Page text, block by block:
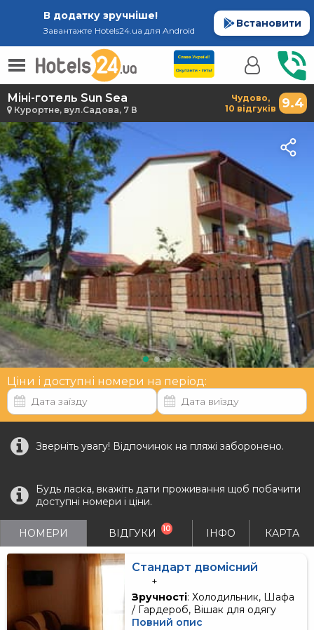
В додатку зручніше!
Завантажте Hotels24.ua для Android
Встановити
Міні-готель Sun Sea
Курортне, вул.Садова, 7 В
Чудово, 9.4
10 відгуків
Ціни і доступні номери на період:
Зверніть увагу! Відпочинок на пляжі заборонено.
Будь ласка, вкажіть дати проживання щоб побачити
доступні номери і ціни.
НОМЕРИ ВІДГУКИ 10 ІНФО КАРТА
Стандарт двомісний
+
Зручності: Холодильник, Шафа
/ Гардероб, Вішак для одягу
Повний опис